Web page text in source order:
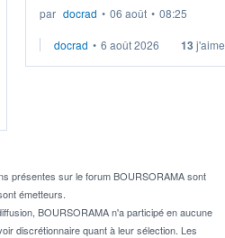
caniculaire.
asiatiques ce matin me fait
espérer que mes S Cac se
par docrad • 06 août • 08:25
docrad • 6 août 2026 13 j'aime
présentes sur le forum BOURSORAMA sont
émetteurs.
BOURSORAMA n'a participé en aucune
discrétionnaire quant à leur sélection. Les